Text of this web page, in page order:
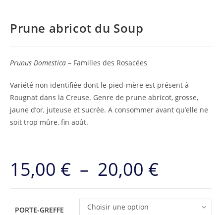
Prune abricot du Soup
Prunus Domestica – Familles des Rosacées
Variété non identifiée dont le pied-mère est présent à
Rougnat dans la Creuse. Genre de prune abricot, grosse,
jaune d’or, juteuse et sucrée. A consommer avant qu’elle ne
soit trop mûre, fin août.
15,00 € – 20,00 €Plage
20,00 €
PORTE-GREFFE
Choisir une option